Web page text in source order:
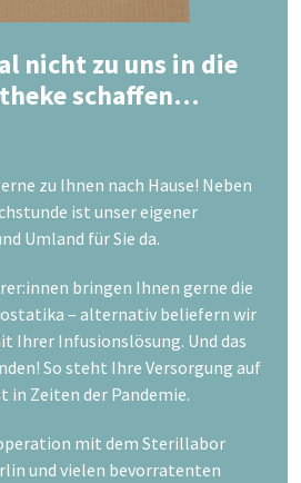
nicht zu uns in die
schaffen…
zu Ihnen nach Hause! Neben
ist unser eigener
Umland für Sie da.
bringen Ihnen gerne die
– alternativ beliefern wir
Ihrer Infusionslösung. Und das
So steht Ihre Versorgung auf
in Zeiten der Pandemie.
mit dem Sterillabor
und vielen bevorratenten